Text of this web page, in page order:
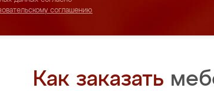
соглашению
Как заказать